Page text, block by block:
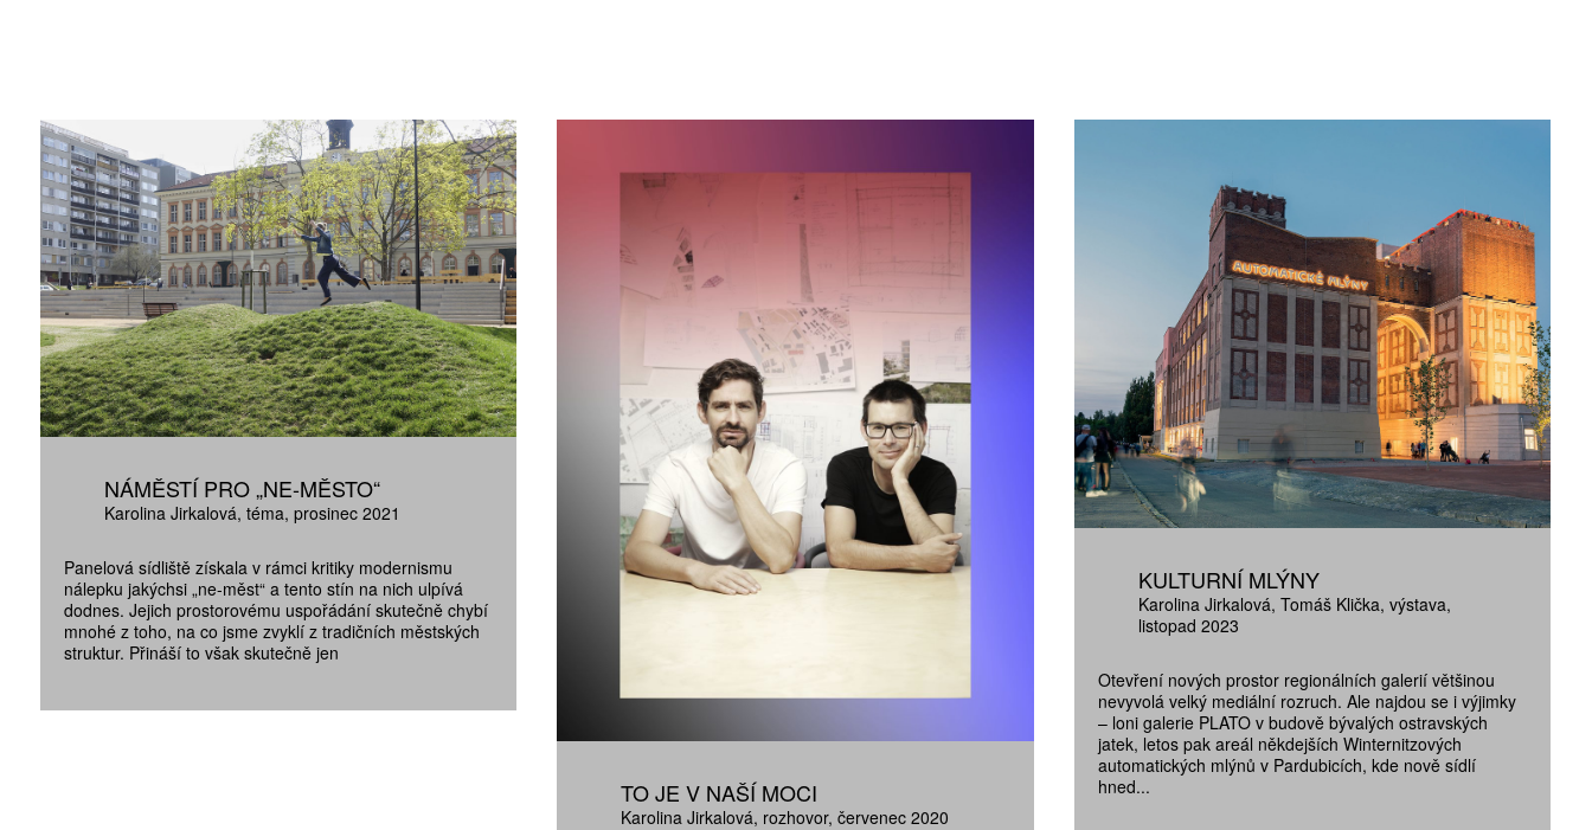
NÁMĚSTÍ PRO „NE-MĚSTO“
Karolina Jirkalová téma prosinec 2021
Panelová sídliště získala v rámci kritiky modernismu
nálepku jakýchsi „ne-měst“ a tento stín na nich ulpívá
dodnes. Jejich prostorovému uspořádání skutečně chybí
mnohé z toho, na co jsme zvyklí z tradičních městských
struktur. Přináší to však skutečně jen
TO JE V NAŠÍ MOCI
Karolina Jirkalová rozhovor červenec 2020
KULTURNÍ MLÝNY
Karolina Jirkalová Tomáš Klička výstava
listopad 2023
Otevření nových prostor regionálních galerií většinou
nevyvolá velký mediální rozruch. Ale najdou se i výjimky
– loni galerie PLATO v budově bývalých ostravských
jatek, letos pak areál někdejších Winternitzových
automatických mlýnů v Pardubicích, kde nově sídlí
hned...
10 TIŠTĚNÝCH ČÍSEL
365 DNÍ ONLINE VERZE
ČLENSKÁ KARTA ARTCARD
KOUPIT PŘEDPLATNÉ